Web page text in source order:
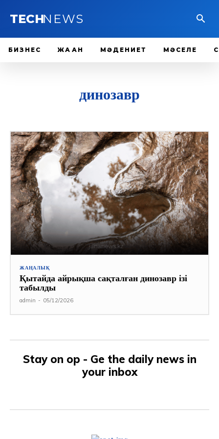
TECHNEWS
БИЗНЕС ЖАҺАН МӘДЕНИЕТ МӘСЕЛЕ
динозавр
ЖАҢАЛЫҚ
Қытайда айрықша сақталған динозавр ізі
табылды
admin - 05/12/2026
Stay on op - Ge the daily news in
your inbox